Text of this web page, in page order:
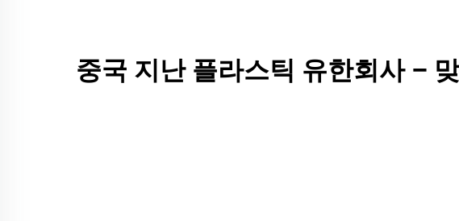
중국 지난 플라스틱 유한회사 –